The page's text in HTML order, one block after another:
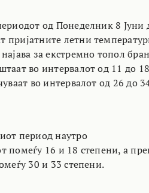
од Понеделник 8 Јуни
пријатните летни
за екстремно топол бран
во интервалот од 11 до 18
во интервалот од 26 до
период наутро
помеѓу 16 и 18 степени, а
30 и 33 степени.